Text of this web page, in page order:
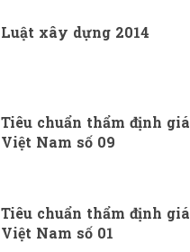
Luật xây dựng 2014
Tiêu chuẩn thẩm định giá
Việt Nam số 09
Tiêu chuẩn thẩm định giá
Việt Nam số 01